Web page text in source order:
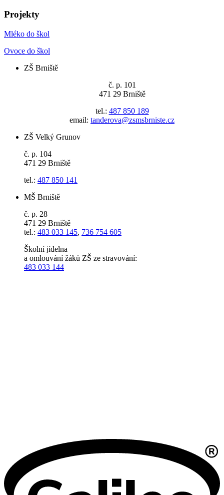
Projekty
Mléko do škol
Ovoce do škol
ZŠ Brniště
č. p. 101
471 29 Brniště
tel.: 487 850 189
email: tanderova@zsmsbrniste.cz
ZŠ Velký Grunov
č. p. 104
471 29 Brniště
tel.: 487 850 141
MŠ Brniště
č. p. 28
471 29 Brniště
tel.: 483 033 145, 736 754 605
Školní jídelna
a omlouvání žáků ZŠ ze stravování:
483 033 144